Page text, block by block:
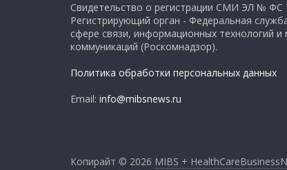
Свидетельство о регистрации СМИ ЭЛ № ФС
Регистрирующий орган - Федеральная
сфере связи, информационных технологий и
коммуникаций (Роскомнадзор).
Политика обработки персональных данных
Email: info@mibsnews.ru
Копирайт © 2026 MIBS +